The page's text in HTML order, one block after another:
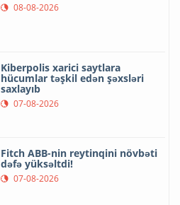
08-08-2026
Kiberpolis xarici saytlara
hücumlar təşkil edən şəxsləri
saxlayıb
07-08-2026
Fitch ABB-nin reytinqini növbəti
dəfə yüksəltdi!
07-08-2026